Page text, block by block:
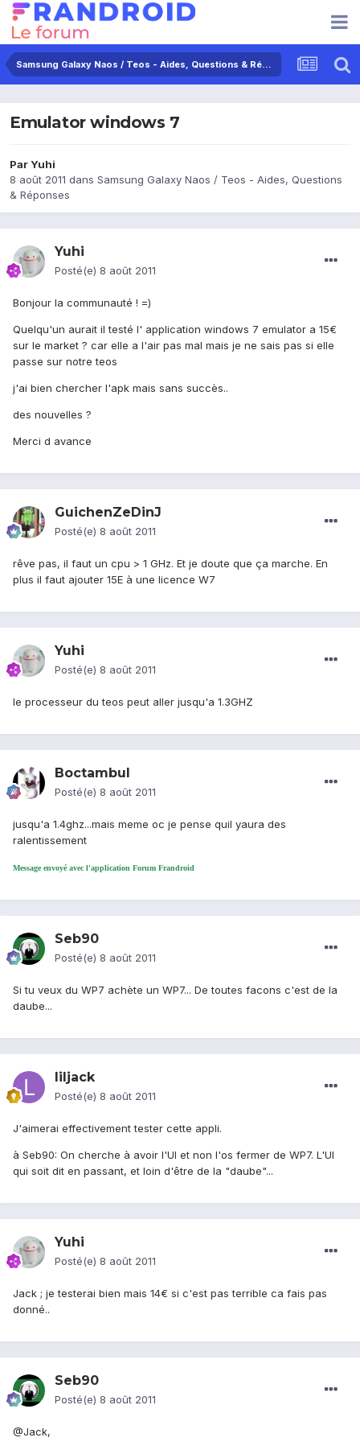
Samsung Galaxy Naos / Teos - Aides, Questions & Réponses
Emulator windows 7
ParYuhi
8 août 2011 dans Samsung Galaxy Naos / Teos - Aides, Questions
& Réponses
Yuhi
Posté(e) 8 août 2011
Bonjour la communauté ! =)
Quelqu'un aurait il testé l' application windows 7 emulator a 15€
sur le market ? car elle a l'air pas mal mais je ne sais pas si elle
passe sur notre teos
j'ai bien chercher l'apk mais sans succès..
des nouvelles ?
Merci d avance
GuichenZeDinJ
Posté(e) 8 août 2011
rêve pas, il faut un cpu > 1 GHz. Et je doute que ça marche. En
plus il faut ajouter 15E à une licence W7
Yuhi
Posté(e) 8 août 2011
le processeur du teos peut aller jusqu'a 1.3GHZ
Boctambul
Posté(e) 8 août 2011
jusqu'a 1.4ghz...mais meme oc je pense quil yaura des
ralentissement
Message envoyé avec l'application Forum Frandroid
Seb90
Posté(e) 8 août 2011
Si tu veux du WP7 achète un WP7... De toutes facons c'est de la
daube...
liljack
Posté(e) 8 août 2011
J'aimerai effectivement tester cette appli.
à Seb90: On cherche à avoir l'UI et non l'os fermer de WP7. L'UI
qui soit dit en passant, et loin d'être de la "daube"...
Yuhi
Posté(e) 8 août 2011
Jack ; je testerai bien mais 14€ si c'est pas terrible ca fais pas
donné..
Seb90
Posté(e) 8 août 2011
@Jack,